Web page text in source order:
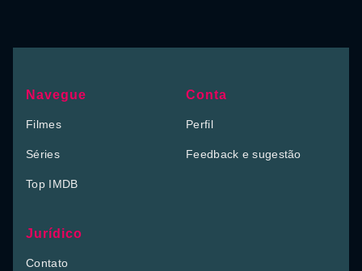
Navegue
Filmes
Séries
Top IMDB
Conta
Perfil
Feedback e sugestão
Jurídico
Contato